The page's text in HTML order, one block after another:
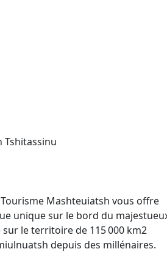
Tshitassinu
Mashteuiatsh vous offre
unique sur le bord du
le territoire de 115 000 km2
depuis des millénaires.